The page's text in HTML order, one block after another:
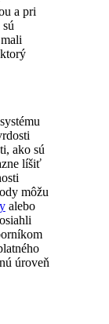
a pri
ako sú
líšiť
môžu
alebo
úroveň